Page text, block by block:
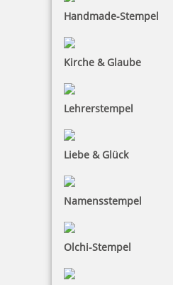
Handmade-Stempel
Kirche & Glaube
Lehrerstempel
Liebe & Glück
Namensstempel
Olchi-Stempel